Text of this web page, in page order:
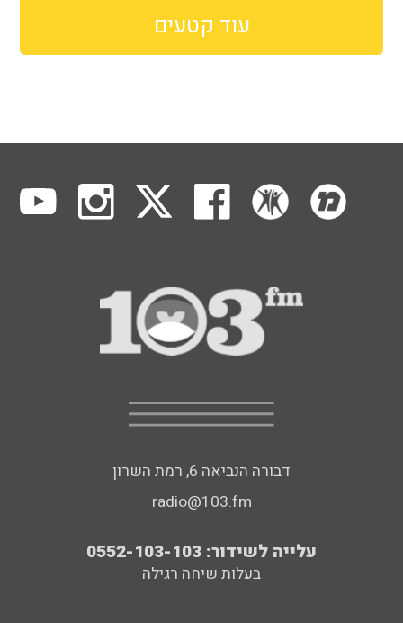
עוד קטעים
דבורה הנביאה 6, רמת השרון
radio@103.fm
עלייה לשידור: 0552-103-103
בעלות שיחה רגילה